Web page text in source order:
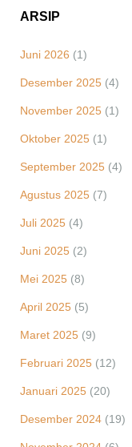
ARSIP
Juni 2026 (1)
Desember 2025 (4)
November 2025 (1)
Oktober 2025 (1)
September 2025 (4)
Agustus 2025 (7)
Juli 2025 (4)
Juni 2025 (2)
Mei 2025 (8)
April 2025 (5)
Maret 2025 (9)
Februari 2025 (12)
Januari 2025 (20)
Desember 2024 (19)